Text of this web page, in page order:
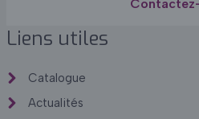
Liens utiles
Catalogue
Actualités